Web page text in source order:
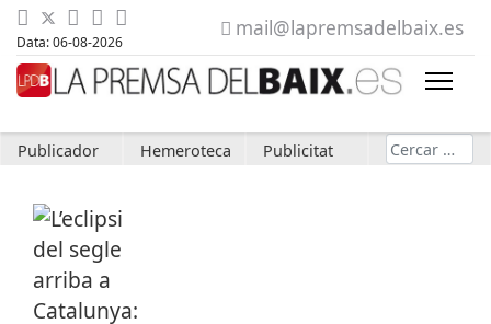
Data: 06-08-2026
mail@lapremsadelbaix.es
Publicador Hemeroteca Publicitat Cerca